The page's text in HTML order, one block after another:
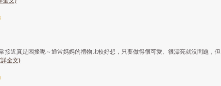
接近真是困擾呢～通常媽媽的禮物比較好想，只要做得很可愛、很漂亮就沒問題，但
詳全文)